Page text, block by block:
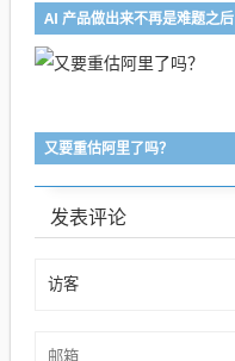
AI 产品做出来不再是难题之后
又要重估阿里了吗？
发表评论